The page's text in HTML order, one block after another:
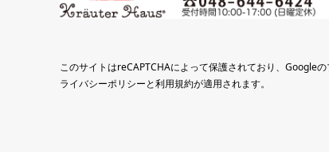
このサイトはreCAPTCHAによって保護されており、Googleの
ライバシーポリシーと利用規約が適用されます。